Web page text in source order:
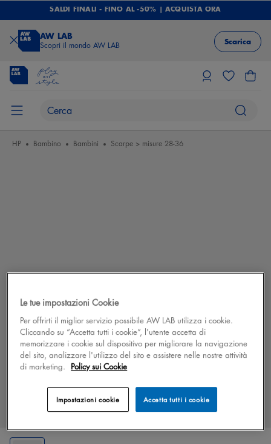
SALDI FINALI - FINO AL -50% | ACQUISTA ORA
AW LAB
Scopri il mondo AW LAB Scarica
HP Bambino Bambini Scarpe > misure 28-36
Le tue impostazioni Cookie
Per offrirti il miglior servizio possibile AW LAB utilizza i cookie.
Cliccando su “Accetta tutti i cookie”, l'utente accetta di
memorizzare i cookie sul dispositivo per migliorare la navigazione
del sito, analizzare l'utilizzo del sito e assistere nelle nostre attività
di marketing. Policy sui Cookie
Accetta tutti i cookie
Impostazioni cookie